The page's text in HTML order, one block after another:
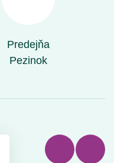
Predejňa
Pezinok